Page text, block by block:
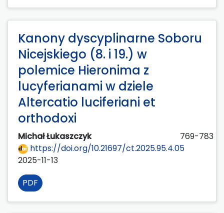
Kanony dyscyplinarne Soboru
Nicejskiego (8. i 19.) w
polemice Hieronima z
lucyferianami w dziele
Altercatio luciferiani et
orthodoxi
Michał Łukaszczyk
769-783
https://doi.org/10.21697/ct.2025.95.4.05
2025-11-13
PDF